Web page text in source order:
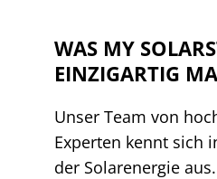
WAS MY
EINZIGARTIG
Unser Team von
Experten kennt sich
der Solarenergie